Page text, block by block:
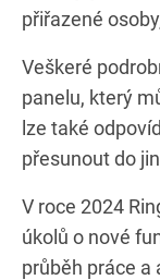
přiřazené
Veškeré
panelu, který
lze také
přesunout do
V roce 2024
úkolů o nové
průběh práce a